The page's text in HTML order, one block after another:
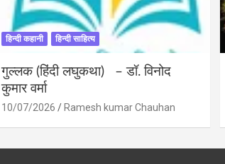
हिन्दी कहानी हिन्दी साहित्य
गुल्लक (हिंदी लघुकथा) – डॉ. विनोद
कुमार वर्मा
10/07/2026 Ramesh kumar Chauhan